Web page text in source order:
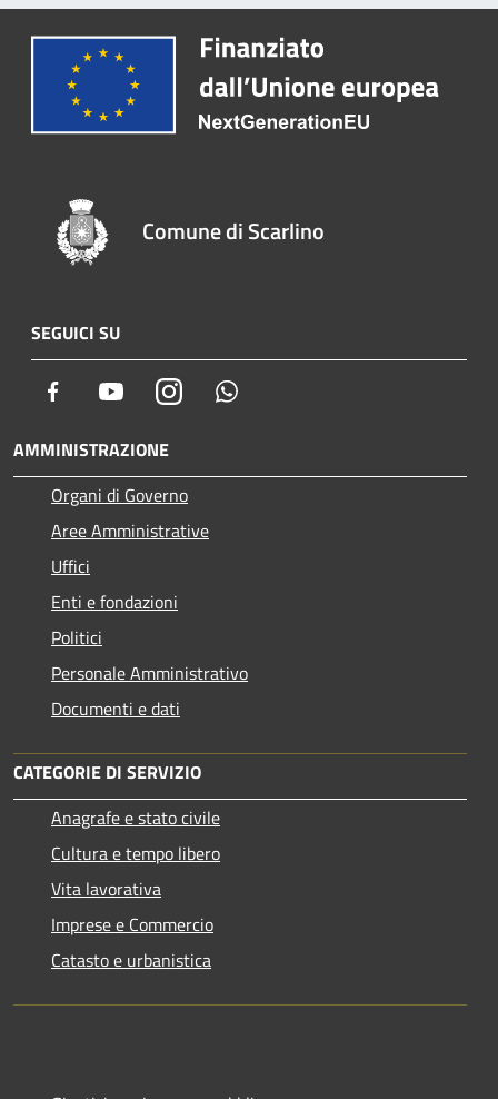
Comune di Scarlino
SEGUICI SU
Facebook YoutubeInstagram
AMMINISTRAZIONE
Organi di Governo
Aree Amministrative
Uffici
Enti e fondazioni
Politici
Personale Amministrativo
Documenti e dati
CATEGORIE DI SERVIZIO
Anagrafe e stato civile
Cultura e tempo libero
Vita lavorativa
Imprese e Commercio
Catasto e urbanistica